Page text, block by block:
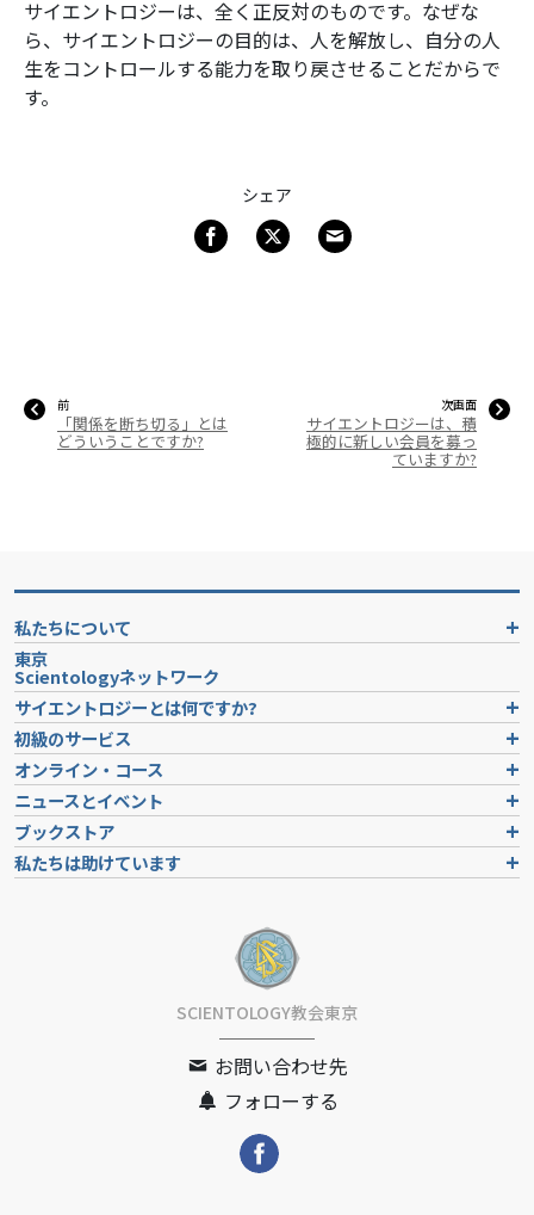
サイエントロジーは、全く正反対のものです。なぜな
ら、サイエントロジーの目的は、人を解放し、自分の人
生をコントロールする能力を取り戻させることだからで
す。
シェア
前
「関係を断ち切る」とは
どういうことですか?
次画面
サイエントロジーは、積
極的に新しい会員を募っ
ていますか?
私たちについて
東京
Scientologyネットワーク
サイエントロジーとは何ですか?
初級のサービス
オンライン・コース
ニュースとイベント
ブックストア
私たちは助けています
SCIENTOLOGY教会東京
お問い合わせ先
フォローする